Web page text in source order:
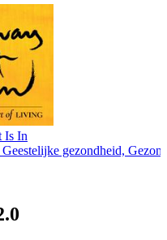
Is In
gezondheid,